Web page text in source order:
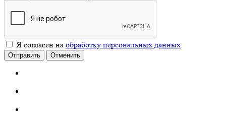
Я согласен на обработку персональных данных
Отправить Отменить